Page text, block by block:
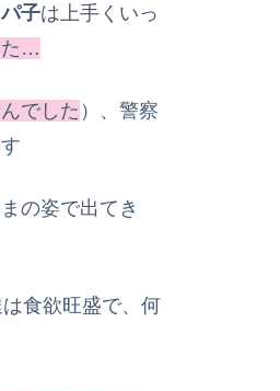
子は上手くいっ
…
でした ）、警察
の姿で出てき
食欲旺盛で、何